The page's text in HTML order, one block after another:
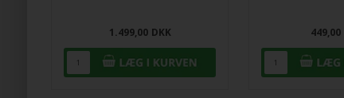
1.499,00 DKK 449,00